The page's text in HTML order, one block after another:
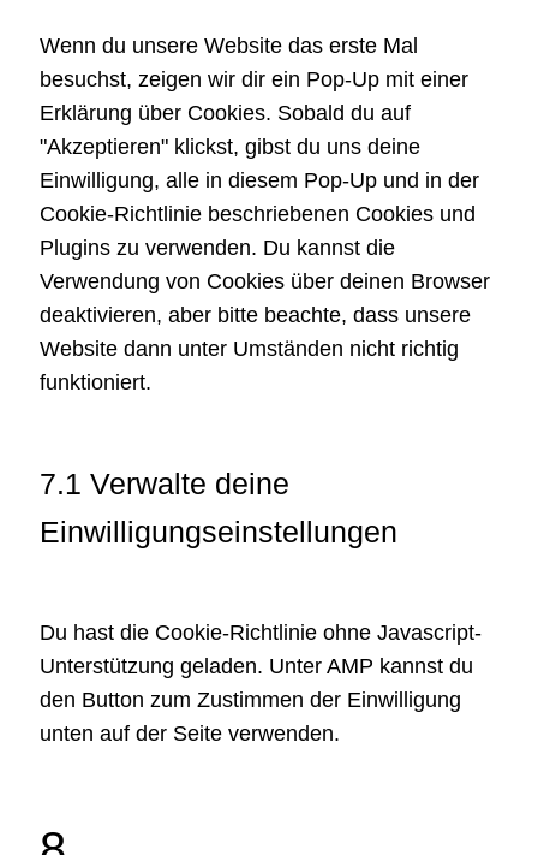
Wenn du unsere Website das erste Mal
besuchst, zeigen wir dir ein Pop-Up mit einer
Erklärung über Cookies. Sobald du auf
"Akzeptieren" klickst, gibst du uns deine
Einwilligung, alle in diesem Pop-Up und in der
Cookie-Richtlinie beschriebenen Cookies und
Plugins zu verwenden. Du kannst die
Verwendung von Cookies über deinen Browser
deaktivieren, aber bitte beachte, dass unsere
Website dann unter Umständen nicht richtig
funktioniert.
7.1 Verwalte deine
Einwilligungseinstellungen
Du hast die Cookie-Richtlinie ohne Javascript-
Unterstützung geladen. Unter AMP kannst du
den Button zum Zustimmen der Einwilligung
unten auf der Seite verwenden.